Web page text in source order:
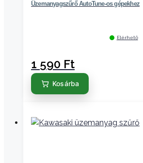
Üzemanyagszűrő AutoTune-os gépekhez
Elérhető
1 590 Ft
Kosárba